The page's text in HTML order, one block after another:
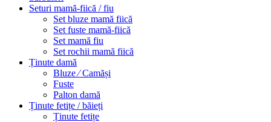
Seturi mamă-fiică / fiu
Set bluze mamă fiică
Set fuste mamă-fiică
Set mamă fiu
Set rochii mamă fiică
Ținute damă
Bluze ⁄ Camăși
Fuste
Palton damă
Ținute fetițe / băieți
Ținute fetițe